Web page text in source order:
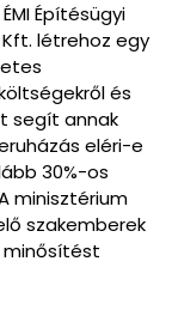
Építésügyi
létrehoz egy
és
segít annak
eléri-e
30%-os
minisztérium
szakemberek
minősítést